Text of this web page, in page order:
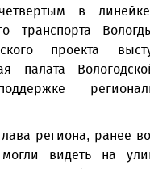
в линейке
транспорта
проекта
палата
региона, ранее
видеть на